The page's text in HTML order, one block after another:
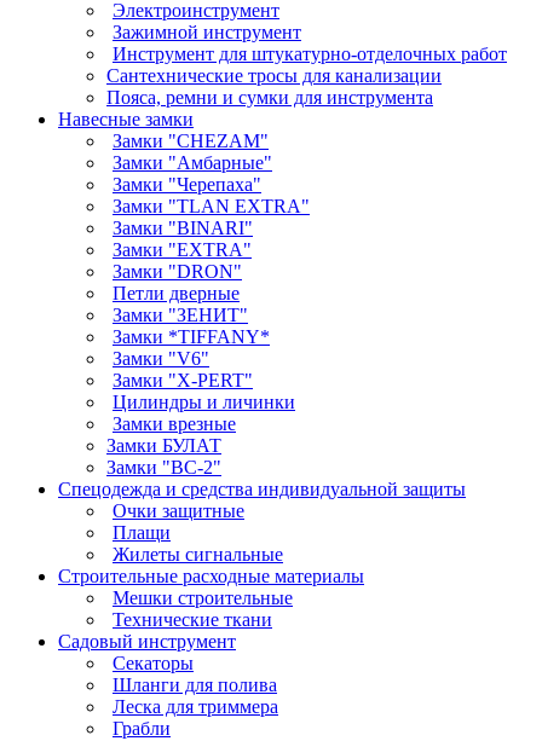
Электроинструмент
Зажимной инструмент
Инструмент для штукатурно-отделочных работ
Сантехнические тросы для канализации
Пояса, ремни и сумки для инструмента
Навесные замки
Замки "CHEZAM"
Замки "Амбарные"
Замки "Черепаха"
Замки "TLAN EXTRA"
Замки "BINARI"
Замки "EXTRA"
Замки "DRON"
Петли дверные
Замки "ЗЕНИТ"
Замки *TIFFANY*
Замки "V6"
Замки "X-PERT"
Цилиндры и личинки
Замки врезные
Замки БУЛАТ
Замки "ВС-2"
Спецодежда и средства индивидуальной защиты
Очки защитные
Плащи
Жилеты сигнальные
Строительные расходные материалы
Мешки строительные
Технические ткани
Садовый инструмент
Секаторы
Шланги для полива
Леска для триммера
Грабли